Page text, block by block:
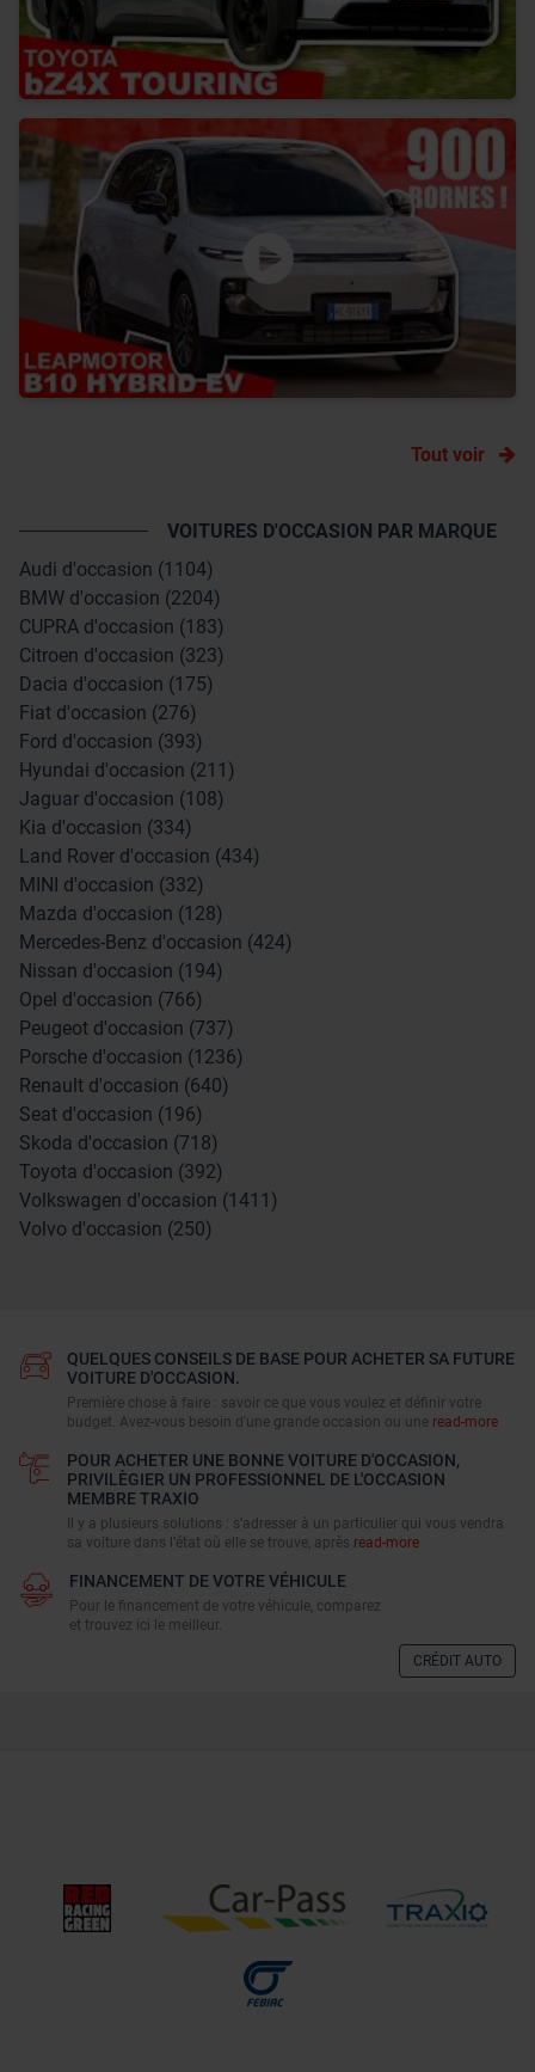
Tout voir
VOITURES D'OCCASION PAR MARQUE
Audi d'occasion (1104)
BMW d'occasion (2204)
CUPRA d'occasion (183)
Citroen d'occasion (323)
Dacia d'occasion (175)
Fiat d'occasion (276)
Ford d'occasion (393)
Hyundai d'occasion (211)
Jaguar d'occasion (108)
Kia d'occasion (334)
Land Rover d'occasion (434)
MINI d'occasion (332)
Mazda d'occasion (128)
Mercedes-Benz d'occasion (424)
Nissan d'occasion (194)
Opel d'occasion (766)
Peugeot d'occasion (737)
Porsche d'occasion (1236)
Renault d'occasion (640)
Seat d'occasion (196)
Skoda d'occasion (718)
Toyota d'occasion (392)
Volkswagen d'occasion (1411)
Volvo d'occasion (250)
QUELQUES CONSEILS DE BASE POUR ACHETER SA FUTURE
VOITURE D'OCCASION.
Première chose à faire : savoir ce que vous voulez et définir votre
budget. Avez-vous besoin d'une grande occasion ou une read-more
POUR ACHETER UNE BONNE VOITURE D'OCCASION,
PRIVILÈGIER UN PROFESSIONNEL DE L'OCCASION
MEMBRE TRAXIO
Il y a plusieurs solutions : s’adresser à un particulier qui vous vendra
sa voiture dans l’état où elle se trouve, après read-more
FINANCEMENT DE VOTRE VÉHICULE
Pour le financement de votre véhicule, comparez
et trouvez ici le meilleur.
CRÉDIT AUTO